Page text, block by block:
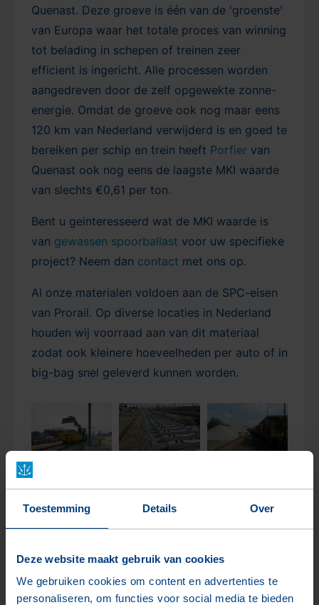
Toestemming Details Over
Deze website maakt gebruik van cookies
We gebruiken cookies om content en advertenties te
personaliseren, om functies voor social media te bieden
Quenast. Deze groeve is één van de 'groenste'
van Europa waar het totale proces van winning
tot belading in schepen of treinen zeer
efficient is ingericht. Alle processen worden
aangedreven door de zelf opgewekte zonne-
energie. Omdat de groeve ook nog maar eens
120 km van Nederland verwijderd is en goed te
bereiken per schip en trein heeft Porfier van
Quenast ook nog eens de laagste MKI waarde
van slechts €0,61 per ton.
Bent u geinteresseerd wat de MKI waarde is
van gewassen spoorballast voor uw specifieke
project? Neem dan contact met ons op.
Al onze materialen voldoen aan de SPC-eisen
van Prorail. Op diverse locaties in Nederland
houden wij voorraad aan van dit materiaal
zodat ook kleinere hoeveelheden per auto of in
big-bag snel geleverd kunnen worden.
verkoop@dehoop-bouwgrondstoffen.nl